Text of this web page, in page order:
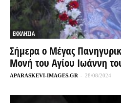
ΕΚΚΛΗΣΙΑ
Σήμερα ο Μέγας
Μονή του Αγίου Ιωάννη
APARASKEVI-IMAGES.GR - 28/08/2024